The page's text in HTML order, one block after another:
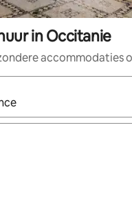
in Occitanie
accommodaties
beschikbaar zijn,